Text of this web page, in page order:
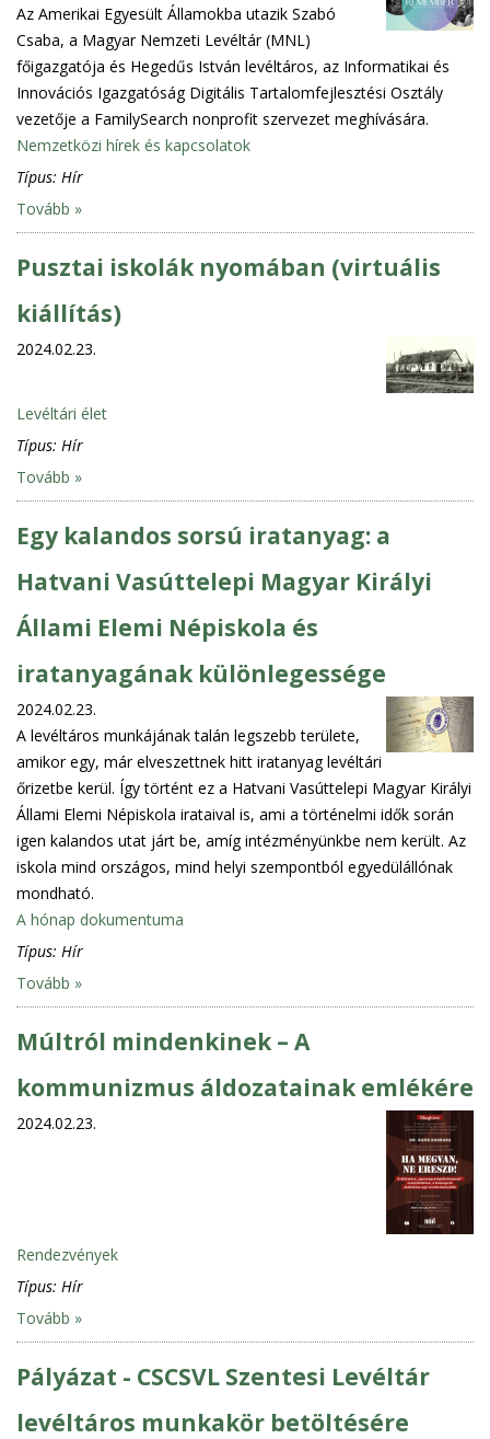
Az Amerikai Egyesült Államokba utazik Szabó
Csaba, a Magyar Nemzeti Levéltár (MNL)
főigazgatója és Hegedűs István levéltáros, az Informatikai és
Innovációs Igazgatóság Digitális Tartalomfejlesztési Osztály
vezetője a FamilySearch nonprofit szervezet meghívására.
Nemzetközi hírek és kapcsolatok
Típus: Hír
Tovább »
Pusztai iskolák nyomában (virtuális
kiállítás)
2024.02.23.
Levéltári élet
Típus: Hír
Tovább »
Egy kalandos sorsú iratanyag: a
Hatvani Vasúttelepi Magyar Királyi
Állami Elemi Népiskola és
iratanyagának különlegessége
2024.02.23.
A levéltáros munkájának talán legszebb területe,
amikor egy, már elveszettnek hitt iratanyag levéltári
őrizetbe kerül. Így történt ez a Hatvani Vasúttelepi Magyar Királyi
Állami Elemi Népiskola irataival is, ami a történelmi idők során
igen kalandos utat járt be, amíg intézményünkbe nem került. Az
iskola mind országos, mind helyi szempontból egyedülállónak
mondható.
A hónap dokumentuma
Típus: Hír
Tovább »
Múltról mindenkinek – A
kommunizmus áldozatainak emlékére
2024.02.23.
Rendezvények
Típus: Hír
Tovább »
Pályázat - CSCSVL Szentesi Levéltár
levéltáros munkakör betöltésére